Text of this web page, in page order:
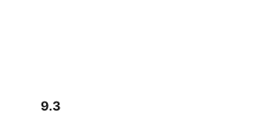
9.3